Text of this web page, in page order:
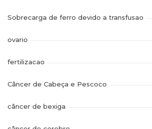
Sobrecarga de ferro devido a transfusao
ovario
fertilizacao
Câncer de Cabeça e Pescoco
câncer de bexiga